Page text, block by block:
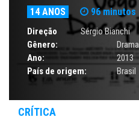
14 ANOS 96 minutos
Direção
Sérgio Bianchi
Gênero:
Drama
Ano:
2013
País de origem:
Brasil
CRÍTICA